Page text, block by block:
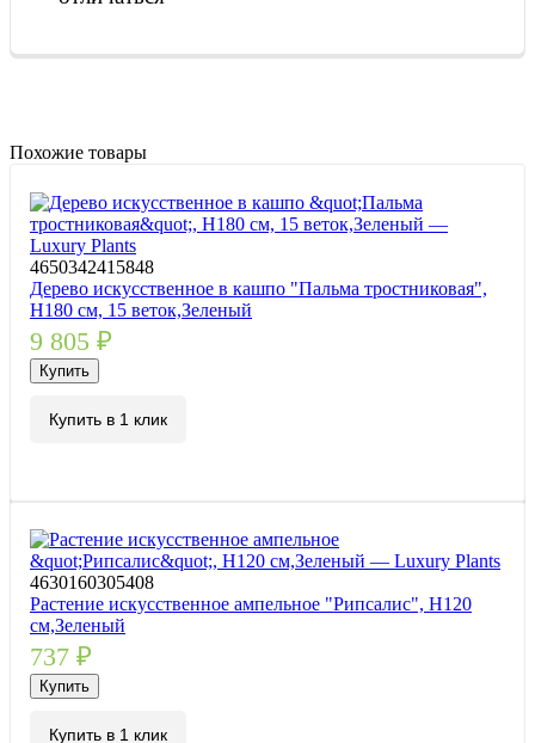
Похожие товары
4650342415848
Дерево искусственное в кашпо "Пальма тростниковая",
H180 см, 15 веток,Зеленый
9 805 ₽
Купить
Купить в 1 клик
4630160305408
Растение искусственное ампельное "Рипсалис", H120
см,Зеленый
737 ₽
Купить
Купить в 1 клик